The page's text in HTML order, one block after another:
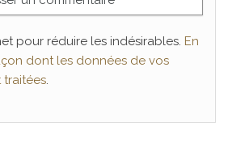
pour réduire les indésirables. En
dont les données de vos
traitées.